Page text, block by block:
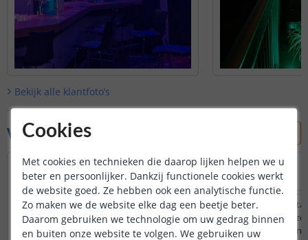
Bekijk alle klantfoto’s
Vraag & antwoord
Hebben deze lampen een controller
(ontvanger) nodig om te gebruiken via de
afstandbediening? En zoja, welke? Mvg
Door Bart op maandag 7 oktober 2024
De spots hebben een ingebouwde
Beste,
Zijn deze spots ook
meerdere
Bijvoorbeeld in de
de begane grond en
Cookies
Met cookies en technieken die daarop lijken helpen we u
beter en persoonlijker. Dankzij functionele cookies werkt
de website goed. Ze hebben ook een analytische functie.
Zo maken we de website elke dag een beetje beter.
Daarom gebruiken we technologie om uw gedrag binnen
en buiten onze website te volgen. We gebruiken uw